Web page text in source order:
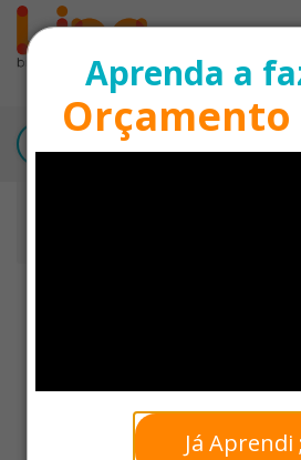
Aprenda a
Já Aprendi